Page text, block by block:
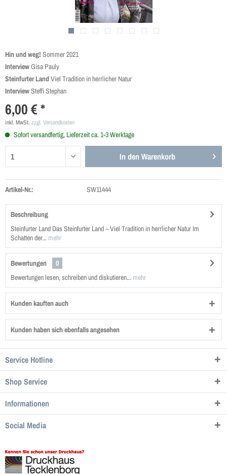
Hin und weg! Sommer 2021
InterviewGisa Pauly
Steinfurter LandViel Tradition in herrlicher Natur
InterviewSteffi Stephan
6,00 € *
inkl. MwSt. zzgl. Versandkosten
Sofort versandfertig, Lieferzeit ca. 1-3 Werktage
In den Warenkorb
Artikel-Nr.: SW11444
Beschreibung
Steinfurter Land Das Steinfurter Land – Viel Tradition in herrlicher Natur Im
Schatten der... mehr
Bewertungen
0
Bewertungen lesen, schreiben und diskutieren... mehr
Kunden kauften auch
Kunden haben sich ebenfalls angesehen
Service Hotline
Shop Service
Informationen
Social Media